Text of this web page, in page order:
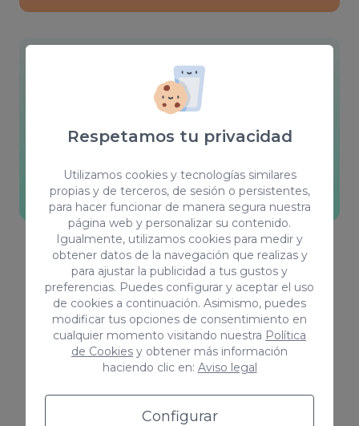
Respetamos tu privacidad
Utilizamos cookies y tecnologías similares
propias y de terceros, de sesión o persistentes,
para hacer funcionar de manera segura nuestra
página web y personalizar su contenido.
Igualmente, utilizamos cookies para medir y
obtener datos de la navegación que realizas y
para ajustar la publicidad a tus gustos y
preferencias. Puedes configurar y aceptar el uso
de cookies a continuación. Asimismo, puedes
modificar tus opciones de consentimiento en
cualquier momento visitando nuestra Política
de Cookies y obtener más información
haciendo clic en: Aviso legal
Configurar
Somos fieles defensores de la formación para
cada cliente y buscamos la forma de trabajar
Visita nuestro blog
Sobre nosotros
¿Quiénes somos?
En Coco Solution hemos conseguido escalar el